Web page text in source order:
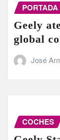
PORTADA
Geely
global
José
COCHES